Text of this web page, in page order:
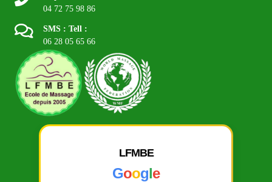
04 72 75 98 86
SMS : Tell :
06 28 05 65 66
LFMBE
Google